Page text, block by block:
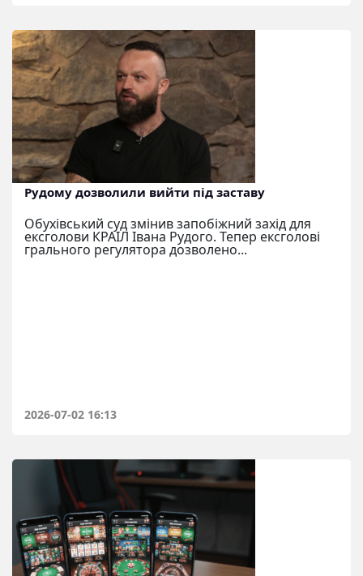
Рудому дозволили вийти під заставу
Обухівський суд змінив запобіжний захід для
ексголови КРАІЛ Івана Рудого. Тепер ексголові
грального регулятора дозволено...
2026-07-02 16:13